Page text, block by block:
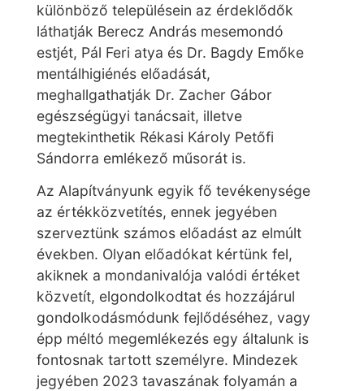
különböző településein az érdeklődők
láthatják Berecz András mesemondó
estjét, Pál Feri atya és Dr. Bagdy Emőke
mentálhigiénés előadását,
meghallgathatják Dr. Zacher Gábor
egészségügyi tanácsait, illetve
megtekinthetik Rékasi Károly Petőfi
Sándorra emlékező műsorát is.
Az Alapítványunk egyik fő tevékenysége
az értékközvetítés, ennek jegyében
szerveztünk számos előadást az elmúlt
években. Olyan előadókat kértünk fel,
akiknek a mondanivalója valódi értéket
közvetít, elgondolkodtat és hozzájárul
gondolkodásmódunk fejlődéséhez, vagy
épp méltó megemlékezés egy általunk is
fontosnak tartott személyre. Mindezek
jegyében 2023 tavaszának folyamán a